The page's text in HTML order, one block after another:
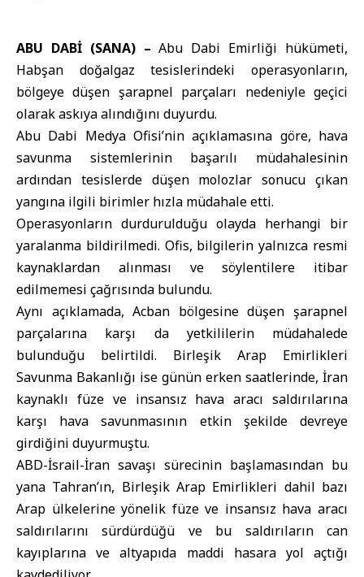
ABU DABİ (SANA) –Abu Dabi Emirliği hükümeti,
Habşan doğalgaz tesislerindeki operasyonların,
bölgeye düşen şarapnel parçaları nedeniyle geçici
olarak askıya alındığını duyurdu.
Abu Dabi Medya Ofisi’nin açıklamasına göre, hava
savunma sistemlerinin başarılı müdahalesinin
ardından tesislerde düşen molozlar sonucu çıkan
yangına ilgili birimler hızla müdahale etti.
Operasyonların durdurulduğu olayda herhangi bir
yaralanma bildirilmedi. Ofis, bilgilerin yalnızca resmi
kaynaklardan alınması ve söylentilere itibar
edilmemesi çağrısında bulundu.
Aynı açıklamada, Acban bölgesine düşen şarapnel
parçalarına karşı da yetkililerin müdahalede
bulunduğu belirtildi. Birleşik Arap Emirlikleri
Savunma Bakanlığı ise günün erken saatlerinde, İran
kaynaklı füze ve insansız hava aracı saldırılarına
karşı hava savunmasının etkin şekilde devreye
girdiğini duyurmuştu.
ABD-İsrail-İran savaşı sürecinin başlamasından bu
yana Tahran’ın, Birleşik Arap Emirlikleri dahil bazı
Arap ülkelerine yönelik füze ve insansız hava aracı
saldırılarını sürdürdüğü ve bu saldırıların can
kayıplarına ve altyapıda maddi hasara yol açtığı